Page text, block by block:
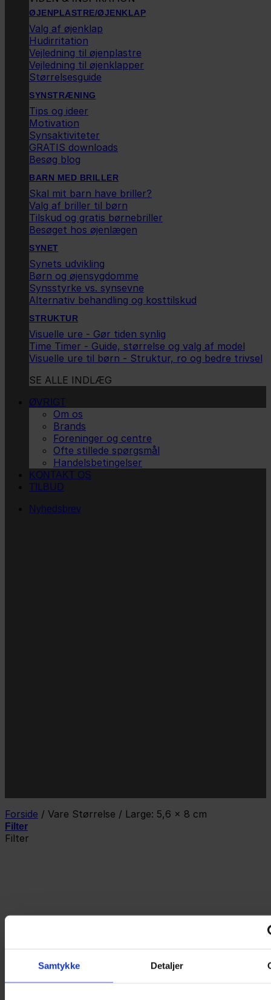
Samtykke Detaljer
ØJENPLASTRE/ØJENKLAP
Valg af øjenklap
Hudirritation
Vejledning til øjenplastre
Vejledning til øjenklapper
Størrelsesguide
SYNSTRÆNING
Tips og ideer
Motivation
Synsaktiviteter
GRATIS downloads
Besøg blog
BARN MED BRILLER
Skal mit barn have briller?
Valg af briller til børn
Tilskud og gratis børnebriller
Besøget hos øjenlægen
SYNET
Synets udvikling
Børn og øjensygdomme
Synsstyrke vs. synsevne
Alternativ behandling og kosttilskud
STRUKTUR
Visuelle ure - Gør tiden synlig
Time Timer - Guide, størrelse og valg af model
Visuelle ure til børn - Struktur, ro og bedre trivsel
SE ALLE INDLÆG
ØVRIGT
Om os
Brands
Foreninger og centre
Ofte stillede spørgsmål
Handelsbetingelser
KONTAKT OS
TILBUD
Nyhedsbrev
Forside / Vare Størrelse / Large: 5,6 x 8 cm
Filter
Filter